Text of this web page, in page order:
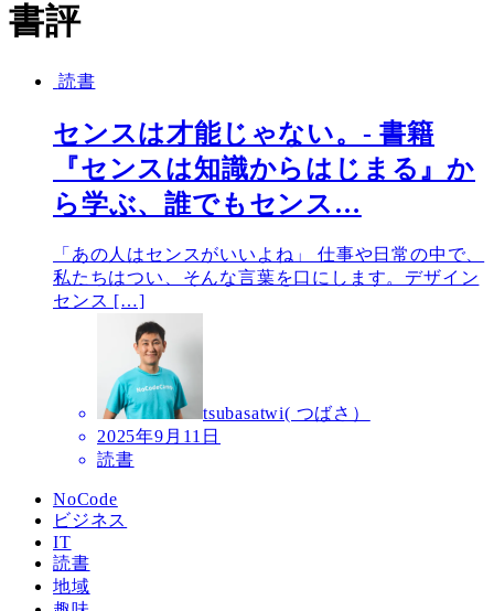
書評
読書
センスは才能じゃない。- 書籍
『センスは知識からはじまる』か
ら学ぶ、誰でもセンス…
「あの人はセンスがいいよね」 仕事や日常の中で、
私たちはつい、そんな言葉を口にします。デザイン
センス […]
tsubasatwi( つばさ）
2025年9月11日
読書
NoCode
ビジネス
IT
読書
地域